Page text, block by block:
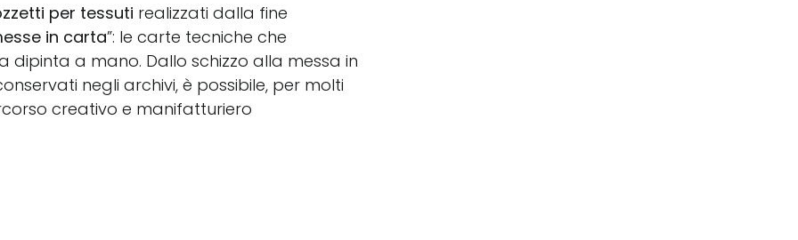
per tessuti realizzati dalla fine
in carta”: le carte tecniche che
a mano. Dallo schizzo alla messa in
negli archivi, è possibile, per molti
creativo e manifatturiero